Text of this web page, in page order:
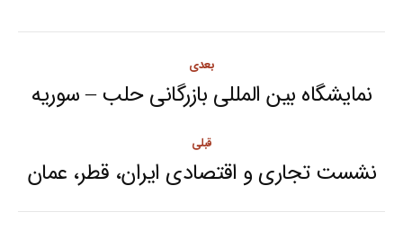
navigation
قبلی
Previous
نشست تجاری و اقتصادی ایران، قطر، عمان
بعدی
Next
نمایشگاه بین المللی بازرگانی حلب – سوریه